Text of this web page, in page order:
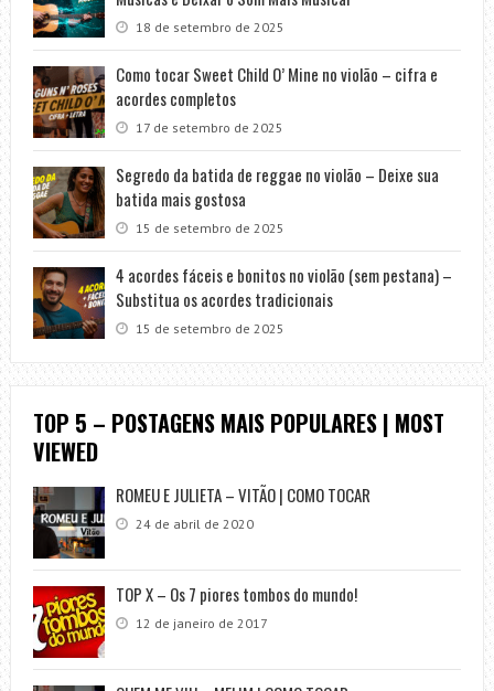
18 de setembro de 2025
Como tocar Sweet Child O’ Mine no violão – cifra e
acordes completos
17 de setembro de 2025
Segredo da batida de reggae no violão – Deixe sua
batida mais gostosa
15 de setembro de 2025
4 acordes fáceis e bonitos no violão (sem pestana) –
Substitua os acordes tradicionais
15 de setembro de 2025
TOP 5 – POSTAGENS MAIS POPULARES | MOST
VIEWED
ROMEU E JULIETA – VITÃO | COMO TOCAR
24 de abril de 2020
TOP X – Os 7 piores tombos do mundo!
12 de janeiro de 2017